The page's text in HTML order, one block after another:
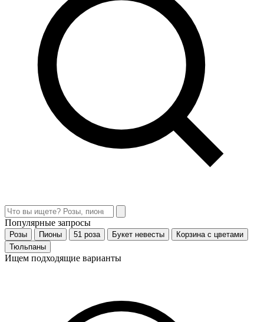
Популярные запросы
Розы Пионы 51 роза Букет невесты
Корзина с цветами
Тюльпаны
Ищем подходящие варианты